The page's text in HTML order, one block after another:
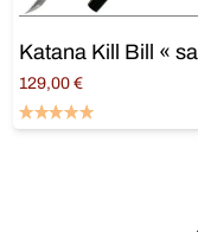
129,00 €
Ajouter au panier